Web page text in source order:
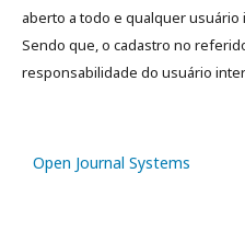
aberto a todo e qualquer
Sendo que, o cadastro no
responsabilidade do usuário
Open Journal Systems